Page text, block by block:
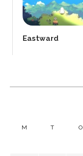
Eastward
M T O